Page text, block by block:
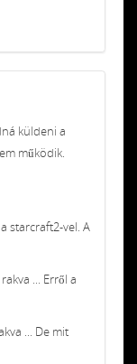
küldeni a
működik.
starcraft2-vel. A
... Erről a
... De mit